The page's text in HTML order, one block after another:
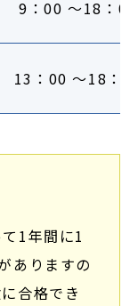
9：00 ～18：00
13：00 ～18：
1年間に1
ありますの
合格でき